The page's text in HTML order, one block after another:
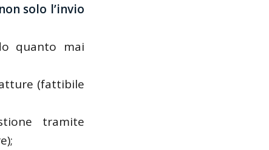
solo l’invio
quanto mai
(fattibile
tramite